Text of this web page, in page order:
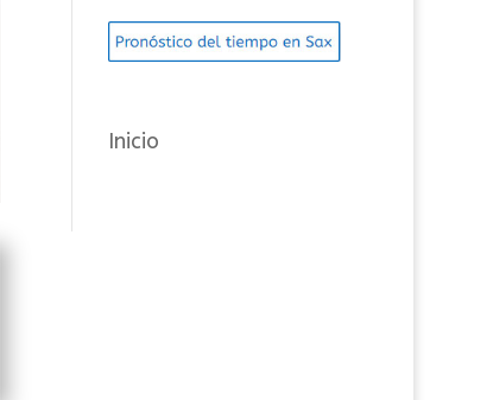
r
í
s
Inicio